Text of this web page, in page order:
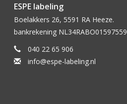
ESPE labeling
Boelakkers 26, 5591 RA Heeze.
bankrekening
040 22 65 906
info@espe-labeling.nl